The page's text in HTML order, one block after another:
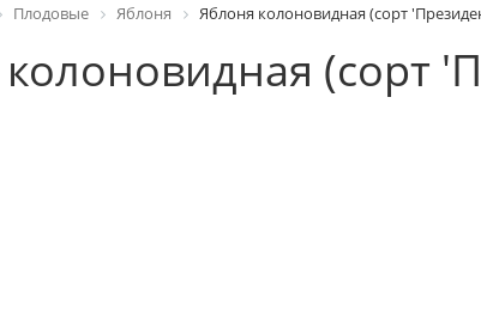
Плодовые Яблоня Яблоня колоновидная (сорт
(сорт